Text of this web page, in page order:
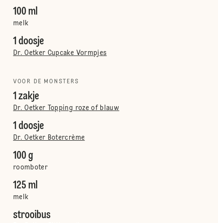
100 ml
melk
1 doosje
Dr. Oetker Cupcake Vormpjes
VOOR DE MONSTERS
1 zakje
Dr. Oetker Topping roze of blauw
1 doosje
Dr. Oetker Botercrème
100 g
roomboter
125 ml
melk
strooibus